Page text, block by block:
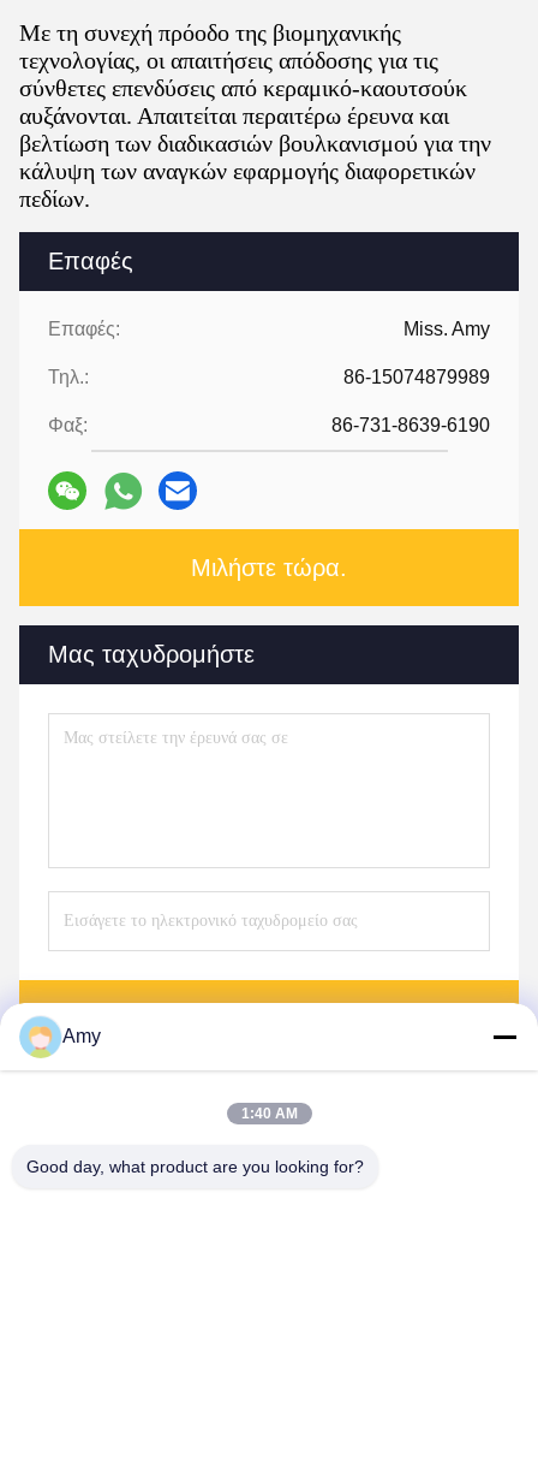
Επαφές
Επαφές: Miss. Amy
Τηλ.: 86-15074879989
Φαξ: 86-731-8639-6190
Μιλήστε τώρα.
Μας ταχυδρομήστε
Με τη συνεχή πρόοδο της βιομηχανικής
τεχνολογίας, οι απαιτήσεις απόδοσης για τις
σύνθετες επενδύσεις από κεραμικό-καουτσούκ
αυξάνονται. Απαιτείται περαιτέρω έρευνα και
βελτίωση των διαδικασιών βουλκανισμού για την
κάλυψη των αναγκών εφαρμογής διαφορετικών
πεδίων.
Amy
1:40 AM
Good day, what product are you looking for?